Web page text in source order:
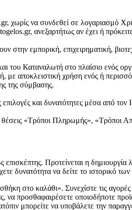
χωρίς να συνδεθεί σε λογαριασμό
ανεξαρτήτως αν έχει ή
στην εμπορική, επιχειρηματική,
του Καταναλωτή στο πλαίσιο ενός
αποκλειστική χρήση ενός ή
της σύμβασης.
και δυνατότητες μέσα από τον
«Τρόποι Πληρωμής», «Τρόποι
Προτείνεται η δημιουργία
δυνατότητα να δείτε το ιστορικό
στο καλάθι». Συνεχίστε τις
προσθαφαιρέσετε οποιοδήποτε
μπορείτε να υποβάλετε την